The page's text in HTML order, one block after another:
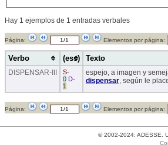
Hay 1 ejemplos de 1 entradas verbales
Página: Elementos por página:
Verbo (ess) Texto
DISPENSAR-III S-
0 D-
1
espejo, a imagen y
dispensar, según le
Página: Elementos por página:
© 2002-2024: ADESSE.